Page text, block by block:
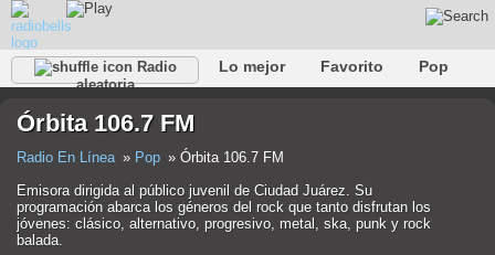
Radio
aleatoria
Lo mejor Favorito
Pop
Rap
Trans Falk
Órbita 106.7 FM
Radio En Línea Pop
Órbita 106.7 FM
Emisora dirigida al público juvenil de Ciudad Juárez. Su
programación abarca los géneros del rock que tanto disfrutan los
jóvenes: clásico, alternativo, progresivo, metal, ska, punk y rock
balada.